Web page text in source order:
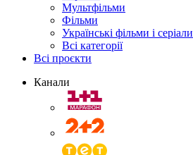
Мультфільми
Фільми
Українські фільми і серіали
Всі категорії
Всі проєкти
Канали